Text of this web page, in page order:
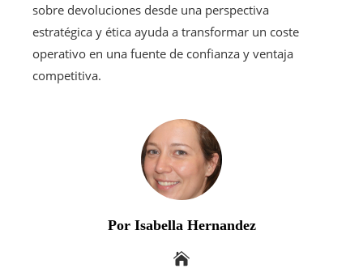
sobre devoluciones desde una perspectiva
estratégica y ética ayuda a transformar un coste
operativo en una fuente de confianza y ventaja
competitiva.
Por Isabella Hernandez